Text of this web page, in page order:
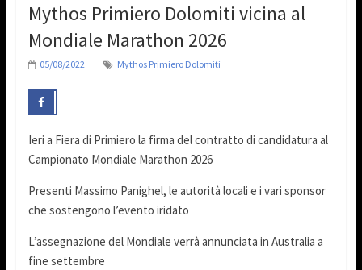
Mythos Primiero Dolomiti vicina al
Mondiale Marathon 2026
05/08/2022 Mythos Primiero Dolomiti
Ieri a Fiera di Primiero la firma del contratto di candidatura al
Campionato Mondiale Marathon 2026
Presenti Massimo Panighel, le autorità locali e i vari sponsor
che sostengono l’evento iridato
L’assegnazione del Mondiale verrà annunciata in Australia a
fine settembre